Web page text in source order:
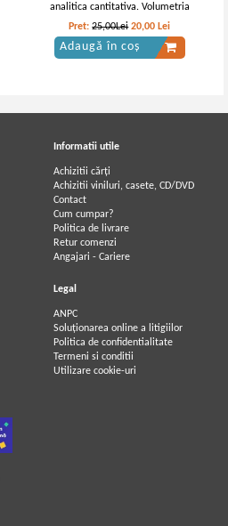
analitica cantitativa. Volumetria
Pret:25,00Lei 20,00 Lei
Adaugă în coș
Informatii utile
Achizitii cărți
Achizitii viniluri, casete, CD/DVD
Contact
Cum cumpar?
Politica de livrare
Retur comenzi
Angajari - Cariere
Legal
ANPC
Soluționarea online a litigiilor
Politica de confidentialitate
Termeni si conditii
Utilizare cookie-uri